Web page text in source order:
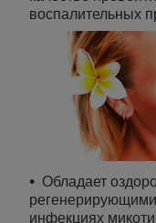
воспалительных
Обладает
инфекциях